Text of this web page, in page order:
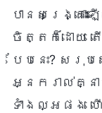
បានសង្គ្រោះ
ចិត្តក៏ដោយ
បែបនេះ? ស
អ្នករាល់គ្ន
ទាំងល្អផង ហ